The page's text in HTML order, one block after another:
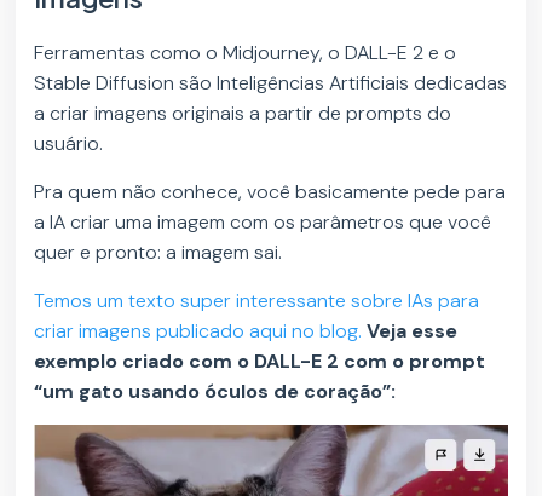
Ferramentas como o Midjourney, o DALL-E 2 e o
Stable Diffusion são Inteligências Artificiais dedicadas
a criar imagens originais a partir de prompts do
usuário.
Pra quem não conhece, você basicamente pede para
a IA criar uma imagem com os parâmetros que você
quer e pronto: a imagem sai.
Temos um texto super interessante sobre IAs para
criar imagens publicado aqui no blog. Veja esse
exemplo criado com o DALL-E 2 com o prompt
“um gato usando óculos de coração”: